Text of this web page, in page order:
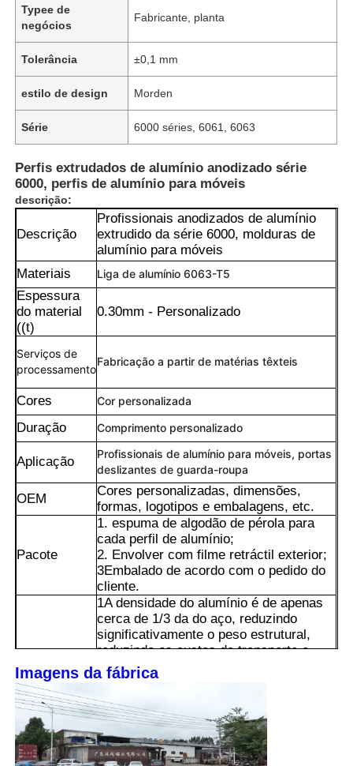
Produtos
Sobre Nós
Typee de
negócios
Fabricante, planta
Tolerância ±0,1 mm
estilo de design Morden
Série 6000 séries, 6061, 6063
Perfis extrudados de alumínio anodizado série
6000, perfis de alumínio para móveis
descrição:
Descrição
Profissionais anodizados de alumínio
extrudido da série 6000, molduras de
alumínio para móveis
Materiais
Liga de alumínio 6063-T5
Espessura
do material
((t)
0.30mm - Personalizado
Serviços de
processamento
Fabricação a partir de matérias têxteis
Cores Cor personalizada
Duração Comprimento personalizado
Aplicação
Profissionais de alumínio para móveis, portas
deslizantes de guarda-roupa
OEM
Cores personalizadas, dimensões,
formas, logotipos e embalagens, etc.
Pacote
1. espuma de algodão de pérola para
cada perfil de alumínio;
2. Envolver com filme retráctil exterior;
3Embalado de acordo com o pedido do
cliente.
1A densidade do alumínio é de apenas
cerca de 1/3 da do aço, reduzindo
significativamente o peso estrutural,
reduzindo os custos de transporte e
instalação,e também reduzindo a
capacidade de carga dos edifícios e
equipamentos.
2O alumínio formará espontaneamente
uma camada de óxido protetora densa e
robusta no ar, evitando naturalmente a
ferrugem e eliminando a necessidade de
Imagens da fábrica